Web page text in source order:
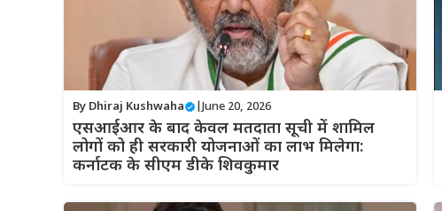
By Dhiraj Kushwaha June 20, 2026
एसआईआर के बाद केवल मतदाता सूची में शामिल
लोगों को ही सरकारी योजनाओं का लाभ मिलेगा:
कर्नाटक के सीएम डीके शिवकुमार